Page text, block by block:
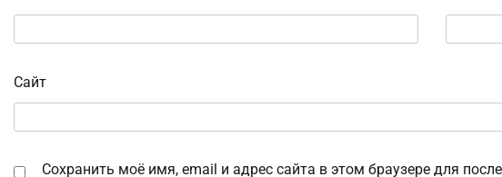
Сайт
Сохранить моё имя, email и адрес сайта в этом браузере для